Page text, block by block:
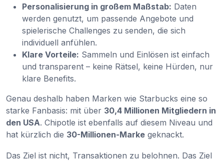
Personalisierung in großem Maßstab: Daten
werden genutzt, um passende Angebote und
spielerische Challenges zu senden, die sich
individuell anfühlen.
Klare Vorteile: Sammeln und Einlösen ist einfach
und transparent – keine Rätsel, keine Hürden, nur
klare Benefits.
Genau deshalb haben Marken wie Starbucks eine so
starke Fanbasis: mit über 30,4 Millionen Mitgliedern in
den USA. Chipotle ist ebenfalls auf diesem Niveau und
hat kürzlich die 30-Millionen-Marke geknackt.
Das Ziel ist nicht, Transaktionen zu belohnen. Das Ziel